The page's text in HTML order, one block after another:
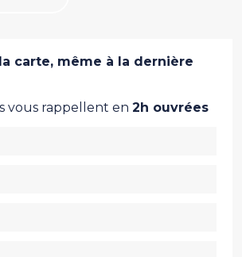
carte, même à la dernière
vous rappellent en 2h ouvrées